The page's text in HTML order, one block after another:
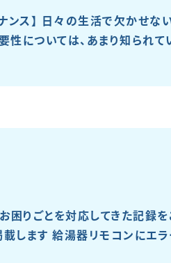
ス】 日々の生活で欠かせない
性については、あまり知られ
りごとを対応してきた記録を
します 給湯器リモコンにエラ